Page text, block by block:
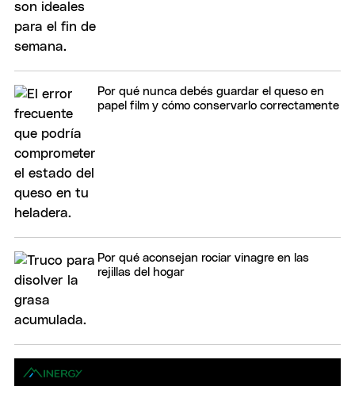
Por qué nunca debés guardar el queso en
papel film y cómo conservarlo correctamente
Por qué aconsejan rociar vinagre en las
rejillas del hogar